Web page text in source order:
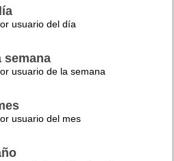
usuario del día
semana
usuario de la semana
usuario del mes